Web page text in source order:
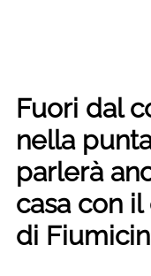
Fuori dal
nella
parlerà
casa con
di